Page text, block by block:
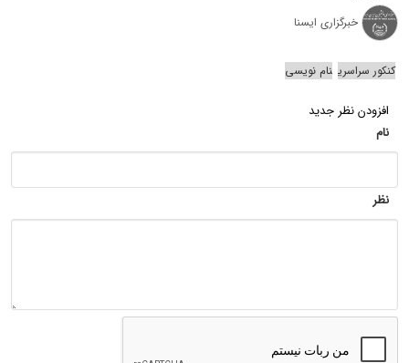
خبرگزاری ایسنا
کنکور سراسری نام نویسی
افزودن نظر جدید
نام
نظر